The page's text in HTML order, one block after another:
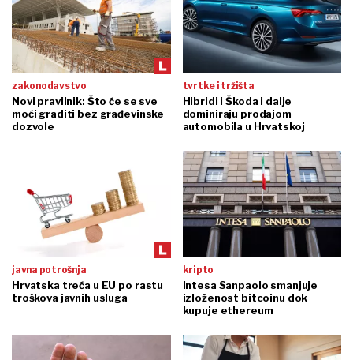
zakonodavstvo
Novi pravilnik: Što će se sve
moći graditi bez građevinske
dozvole
tvrtke i tržišta
Hibridi i Škoda i dalje
dominiraju prodajom
automobila u Hrvatskoj
javna potrošnja
Hrvatska treća u EU po rastu
troškova javnih usluga
kripto
Intesa Sanpaolo smanjuje
izloženost bitcoinu dok
kupuje ethereum